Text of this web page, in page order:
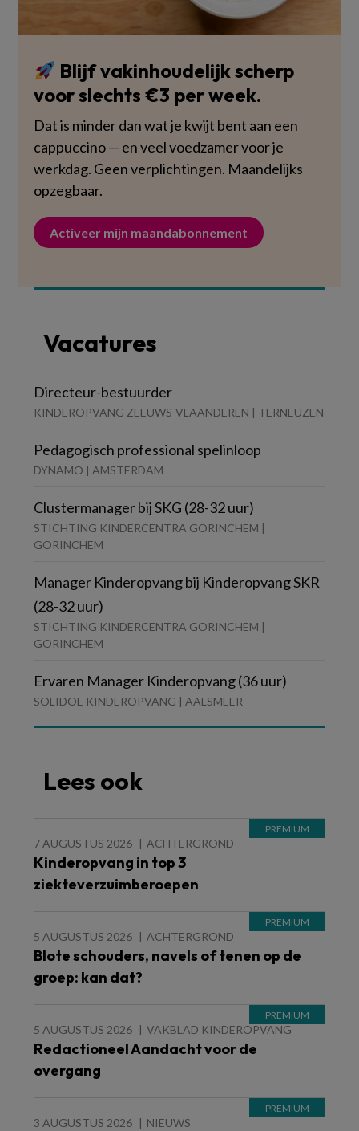
Blijf vakinhoudelijk scherp
voor slechts €3 per week.
Dat is minder dan wat je kwijt bent aan een
cappuccino — en veel voedzamer voor je
werkdag. Geen verplichtingen. Maandelijks
opzegbaar.
Activeer mijn maandabonnement
Vacatures
Directeur-bestuurder
KINDEROPVANG ZEEUWS-VLAANDEREN | TERNEUZEN
Pedagogisch professional spelinloop
DYNAMO | AMSTERDAM
Clustermanager bij SKG (28-32 uur)
STICHTING KINDERCENTRA GORINCHEM |
GORINCHEM
Manager Kinderopvang bij Kinderopvang SKR
(28-32 uur)
STICHTING KINDERCENTRA GORINCHEM |
GORINCHEM
Ervaren Manager Kinderopvang (36 uur)
SOLIDOE KINDEROPVANG | AALSMEER
Lees ook
7 AUGUSTUS 2026 ACHTERGROND
Kinderopvang in top 3
ziekteverzuimberoepen
5 AUGUSTUS 2026 ACHTERGROND
Blote schouders, navels of tenen op de
groep: kan dat?
5 AUGUSTUS 2026 VAKBLAD KINDEROPVANG
Redactioneel Aandacht voor de
overgang
3 AUGUSTUS 2026 NIEUWS